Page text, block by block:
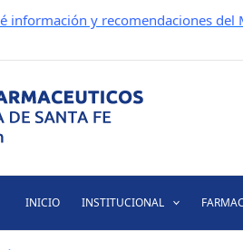
información y recomendaciones del
INICIO INSTITUCIONAL